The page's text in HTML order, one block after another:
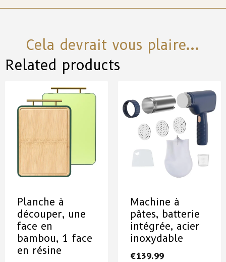
Cela devrait vous plaire...
Related products
Planche à
découper, une
face en
bambou, 1 face
en résine
Machine à
pâtes, batterie
intégrée, acier
inoxydable
€139.99